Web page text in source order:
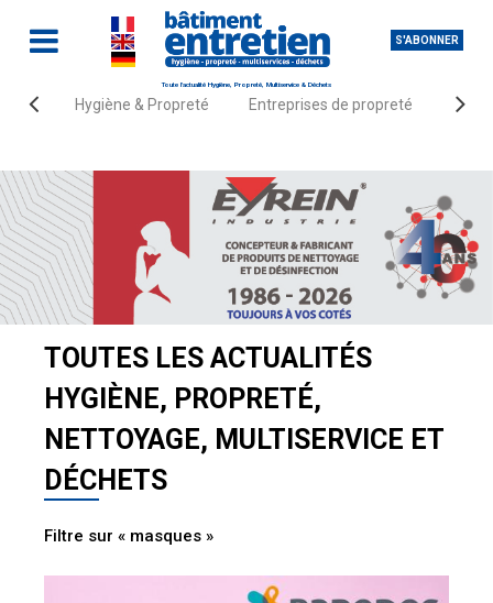
S'ABONNER
Toute l'actualité Hygiène, Propreté, Multiservice & Déchets
Hygiène & Propreté Entreprises de propreté
Accueil Actualités
TOUTES LES ACTUALITÉS
HYGIÈNE, PROPRETÉ,
NETTOYAGE, MULTISERVICE ET
DÉCHETS
Filtre sur « masques »